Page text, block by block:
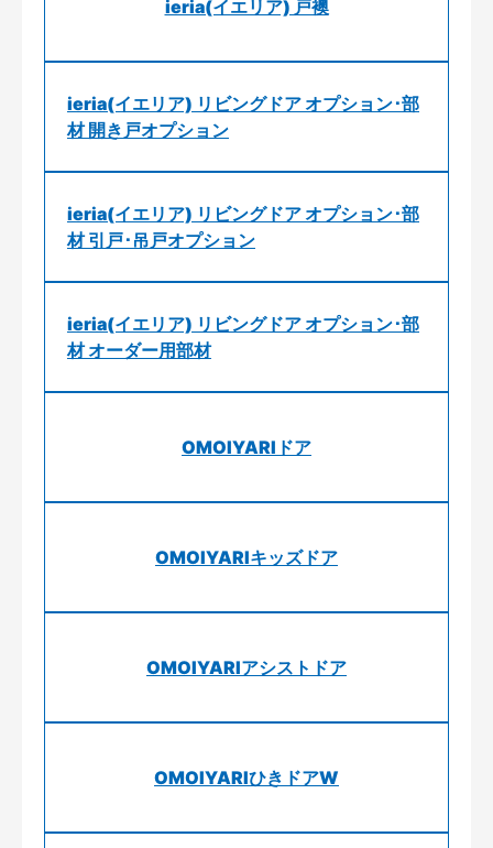
ieria(イエリア) 戸襖
ieria(イエリア) リビングドア オプション･部
材 開き戸オプション
ieria(イエリア) リビングドア オプション･部
材 引戸･吊戸オプション
ieria(イエリア) リビングドア オプション･部
材 オーダー用部材
OMOIYARIドア
OMOIYARIキッズドア
OMOIYARIアシストドア
OMOIYARIひきドアW